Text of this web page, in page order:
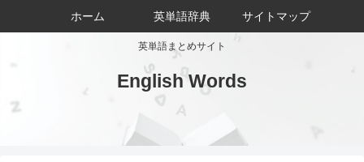
英単語まとめサイト
English Words
ホーム 英単語辞典 サイトマップ